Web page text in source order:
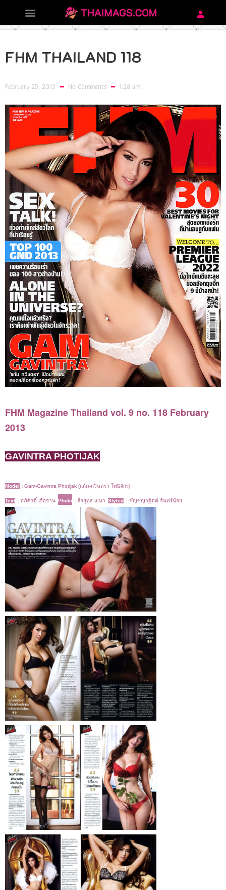
FHM THAILAND 118
February 25, 2013 No Comments 1:28 am
FHM Magazine Thailand vol. 9 no. 118 February
2013
GAVINTRA PHOTIJAK
Model : Gam-Gavintra Photijak (แก้ม-กวินตรา โพธิจักร)
Text : อภิศักดิ์ เจือจาน Photo : ธีรยุทธ เยนา Styled : ชัญชญาฐิตต์ จันทร์น้อย